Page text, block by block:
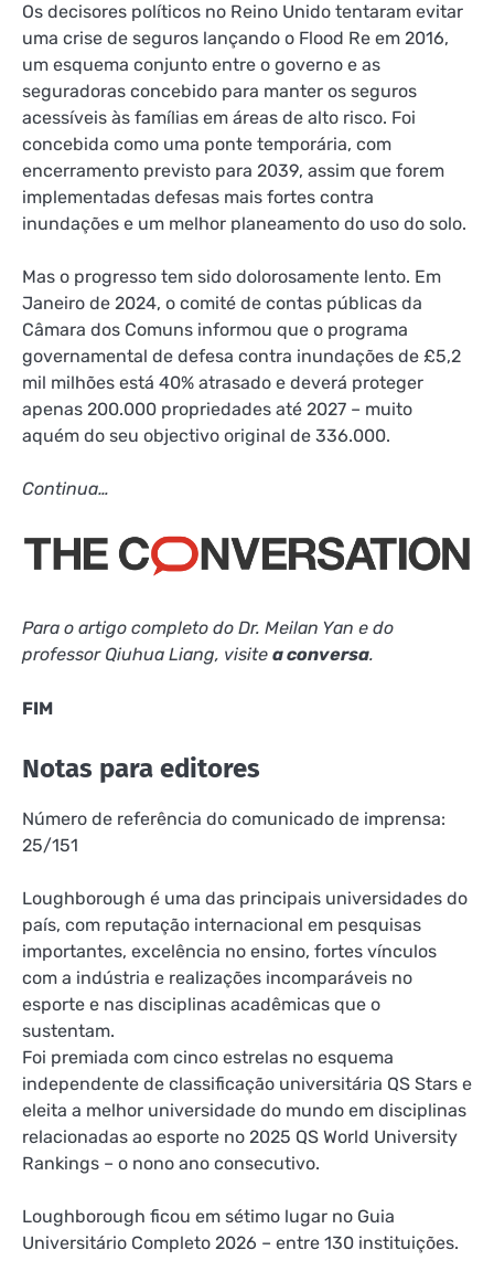
Os decisores políticos no Reino Unido tentaram evitar
uma crise de seguros lançando o Flood Re em 2016,
um esquema conjunto entre o governo e as
seguradoras concebido para manter os seguros
acessíveis às famílias em áreas de alto risco. Foi
concebida como uma ponte temporária, com
encerramento previsto para 2039, assim que forem
implementadas defesas mais fortes contra
inundações e um melhor planeamento do uso do solo.
Mas o progresso tem sido dolorosamente lento. Em
Janeiro de 2024, o comité de contas públicas da
Câmara dos Comuns informou que o programa
governamental de defesa contra inundações de £5,2
mil milhões está 40% atrasado e deverá proteger
apenas 200.000 propriedades até 2027 – muito
aquém do seu objectivo original de 336.000.
Continua…
Para o artigo completo do Dr. Meilan Yan e do
professor Qiuhua Liang, visite a conversa.
FIM
Notas para editores
Número de referência do comunicado de imprensa:
25/151
Loughborough é uma das principais universidades do
país, com reputação internacional em pesquisas
importantes, excelência no ensino, fortes vínculos
com a indústria e realizações incomparáveis ​​no
esporte e nas disciplinas acadêmicas que o
sustentam.
Foi premiada com cinco estrelas no esquema
independente de classificação universitária QS Stars e
eleita a melhor universidade do mundo em disciplinas
relacionadas ao esporte no 2025 QS World University
Rankings – o nono ano consecutivo.
Loughborough ficou em sétimo lugar no Guia
Universitário Completo 2026 – entre 130 instituições.